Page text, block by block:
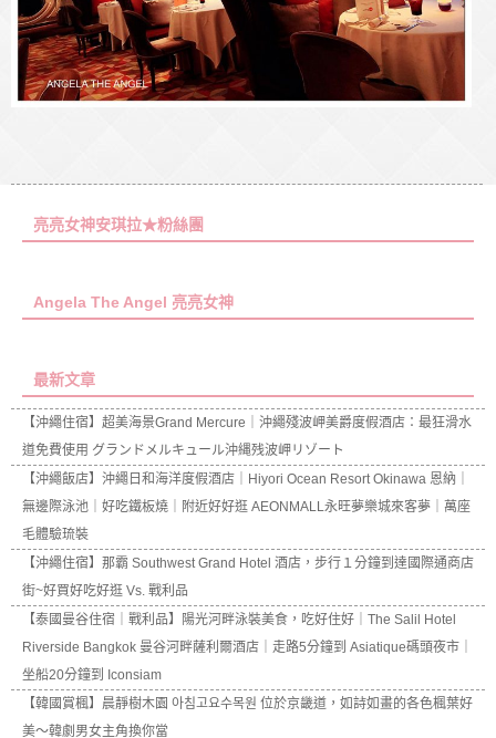
亮亮女神安琪拉★粉絲團
Angela The Angel 亮亮女神
最新文章
【沖繩住宿】超美海景Grand Mercure｜沖繩殘波岬美爵度假酒店：最狂滑水
道免費使用 グランドメルキュール沖縄残波岬リゾート
【沖繩飯店】沖繩日和海洋度假酒店｜Hiyori Ocean Resort Okinawa 恩納｜
無邊際泳池｜好吃鐵板燒｜附近好好逛 AEONMALL永旺夢樂城來客夢｜萬座
毛體驗琉裝
【沖繩住宿】那霸 Southwest Grand Hotel 酒店，步行１分鐘到達國際通商店
街~好買好吃好逛 Vs. 戰利品
【泰國曼谷住宿｜戰利品】陽光河畔泳裝美食，吃好住好｜The Salil Hotel
Riverside Bangkok 曼谷河畔薩利爾酒店｜走路5分鐘到 Asiatique碼頭夜市｜
坐船20分鐘到 Iconsiam
【韓國賞楓】晨靜樹木園 아침고요수목원 位於京畿道，如詩如畫的各色楓葉好
美～韓劇男女主角換你當